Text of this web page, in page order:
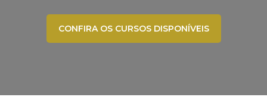
CONFIRA OS CURSOS DISPONÍVEIS